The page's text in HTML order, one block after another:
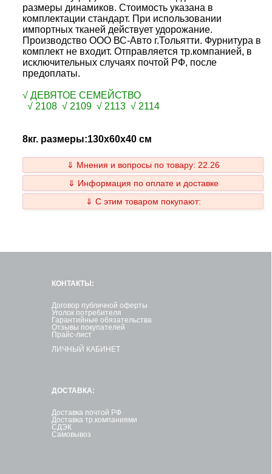
размеры динамиков. Стоимость указана в
комплектации стандарт. При использовании
импортных тканей действует удорожание.
Производство ООО ВС-Авто г.Тольятти. Фурнитура в
комплект не входит. Отправляется тр.компанией, в
исключительных случаях почтой РФ, после
предоплаты.
√ ДЕВЯТОЕ СЕМЕЙСТВО
√ 2108 √ 2109 √ 2113 √ 2114
8кг. размеры:130x60x40 см
⇓ Мнения и вопросы по товару: 22.26
⇓ Информация по оплате и доставке
⇓ С этим товаром покупают:
КОНТАКТЫ:
Договор публичной оферты
Уголок потребителя
Гарантийные обязательства
Отзывы покупателей
Прайс-лист
ЛИЧНЫЙ КАБИНЕТ
ДОСТАВКА:
Доставка почтой РФ
Доставка тр.компаниями
СДЭК
Самовывоз